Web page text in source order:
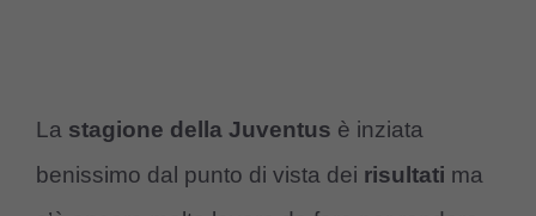
La stagione della Juventus è inziata
benissimo dal punto di vista dei risultati ma